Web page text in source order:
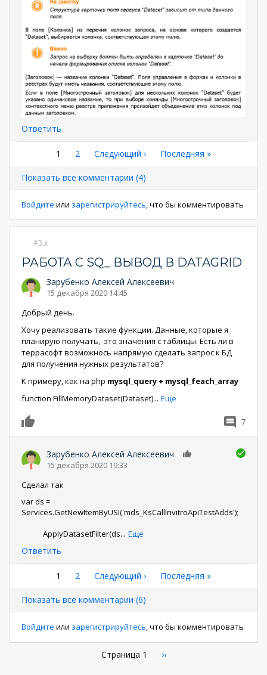
Ответить
Нумерация
страниц
Текущая
1 Страница
2
Следующая
Следующий ›
Последняя
Последняя »
Показать все комментарии (4)
Войдите или зарегистрируйтесь , что бы комментировать
3.x
РАБОТА С SQ_ ВЫВОД В DATAGRID
Зарубенко Алексей Алексеевич
15 декабря 2020 14:45
Добрый день.
Хочу реализовать такие функции. Данные, которые я
планирую получать, это значения с таблицы. Есть ли в
террасофт возможнось напрямую сделать запрос к БД
для получения нужных результатов?
К примеру, как на php mysql_query + mysql_feach_array
function FillMemoryDataset(Dataset)... Еще
7
Зарубенко Алексей Алексеевич
15 декабря 2020 19:33
Сделал так
var ds =
Services.GetNewItemByUSI('mds_KsCallInvitroApiTestAdds');
ApplyDatasetFilter(ds... Еще
Ответить
Нумерация
страниц
Текущая
1 Страница
2
Следующая
Следующий ›
Последняя
Последняя »
Показать все комментарии (6)
Войдите или зарегистрируйтесь , что бы комментировать
Страница 1
Следующая
››